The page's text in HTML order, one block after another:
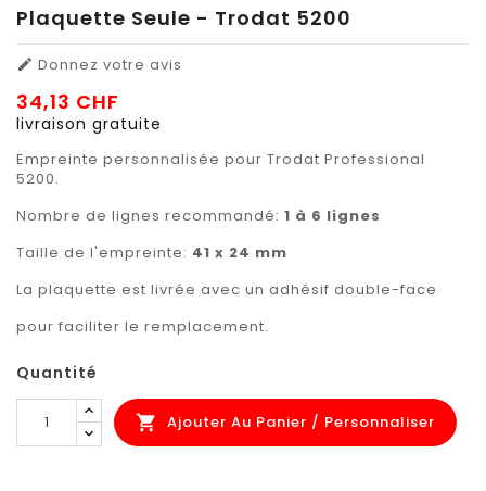
Plaquette Seule - Trodat 5200
 Donnez votre avis
34,13 CHF
livraison gratuite
Empreinte personnalisée pour Trodat Professional
5200.
Nombre de lignes recommandé: 1 à 6 lignes
Taille de l'empreinte: 41 x 24 mm
La plaquette est livrée avec un adhésif double-face
pour faciliter le remplacement.
Quantité
 Ajouter Au Panier / Personnaliser